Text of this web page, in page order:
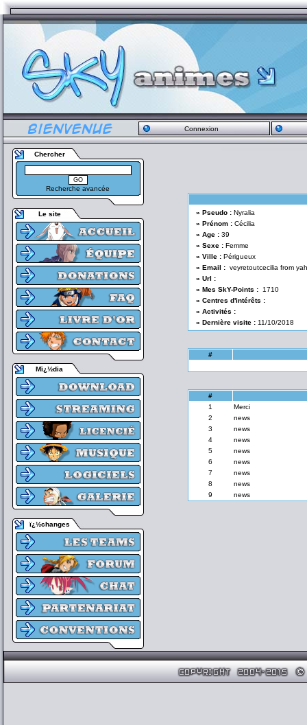
Connexion
Chercher
Recherche avancée
Le site
Mï¿½dia
ï¿½changes
» Pseudo : Nyralia
» Prénom : Cécilia
» Age : 39
» Sexe : Femme
» Ville : Périgueux
» Email : veyretoutcecilia from
» Url :
» Mes SkY-Points :
1710
» Centres d'intérêts :
» Activités :
» Dernière visite : 11/10/2018
#
#
1
Merci
2
news
3
news
4
news
5
news
6
news
7
news
8
news
9
news